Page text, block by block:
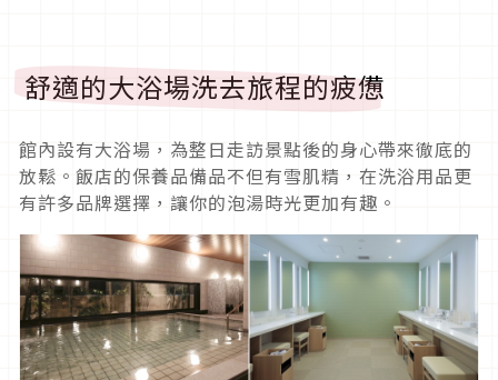
舒適的大浴場洗去旅程的疲憊
館內設有大浴場，為整日走訪景點後的身心帶來徹底的
放鬆。飯店的保養品備品不但有雪肌精，在洗浴用品更
有許多品牌選擇，讓你的泡湯時光更加有趣。